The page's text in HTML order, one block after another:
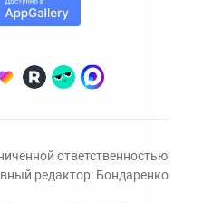
ответственностью
редактор: Бондаренко